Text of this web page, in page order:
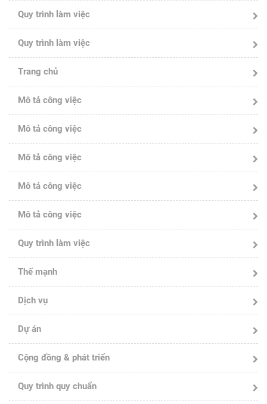
Quy trình làm việc
Quy trình làm việc
Trang chủ
Mô tả công việc
Mô tả công việc
Mô tả công việc
Mô tả công việc
Mô tả công việc
Quy trình làm việc
Thế mạnh
Dịch vụ
Dự án
Cộng đồng & phát triển
Quy trình quy chuẩn